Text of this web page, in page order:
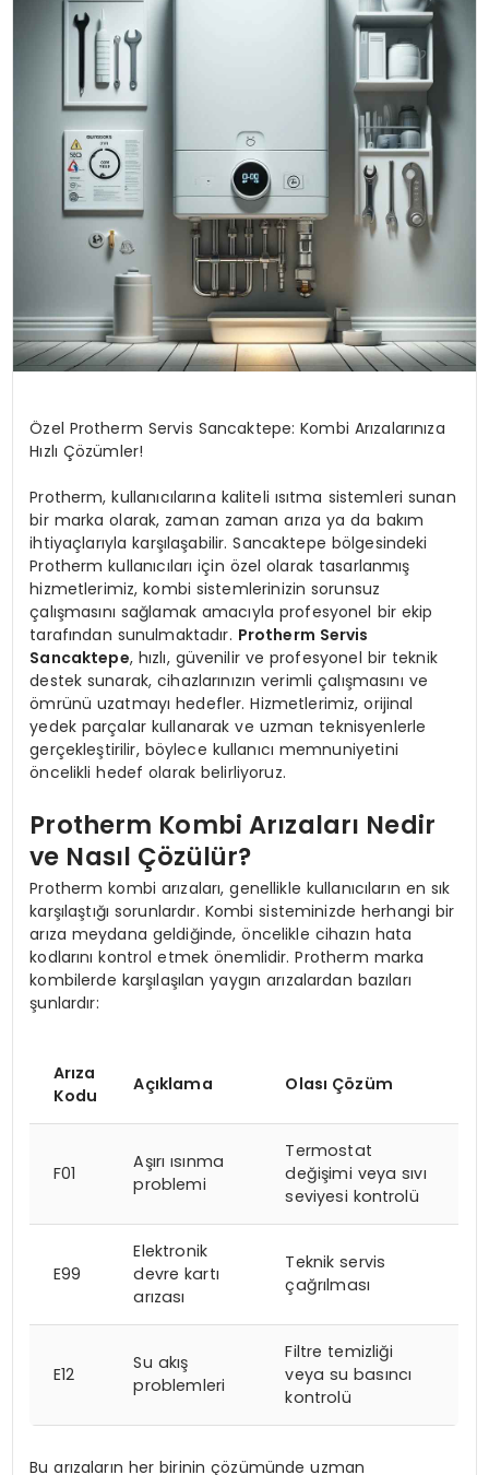
Özel Protherm Servis Sancaktepe: Kombi Arızalarınıza
Hızlı Çözümler!
Protherm, kullanıcılarına kaliteli ısıtma sistemleri sunan
bir marka olarak, zaman zaman arıza ya da bakım
ihtiyaçlarıyla karşılaşabilir. Sancaktepe bölgesindeki
Protherm kullanıcıları için özel olarak tasarlanmış
hizmetlerimiz, kombi sistemlerinizin sorunsuz
çalışmasını sağlamak amacıyla profesyonel bir ekip
tarafından sunulmaktadır. Protherm Servis
Sancaktepe, hızlı, güvenilir ve profesyonel bir teknik
destek sunarak, cihazlarınızın verimli çalışmasını ve
ömrünü uzatmayı hedefler. Hizmetlerimiz, orijinal
yedek parçalar kullanarak ve uzman teknisyenlerle
gerçekleştirilir, böylece kullanıcı memnuniyetini
öncelikli hedef olarak belirliyoruz.
Protherm Kombi Arızaları Nedir
ve Nasıl Çözülür?
Protherm kombi arızaları, genellikle kullanıcıların en sık
karşılaştığı sorunlardır. Kombi sisteminizde herhangi bir
arıza meydana geldiğinde, öncelikle cihazın hata
kodlarını kontrol etmek önemlidir. Protherm marka
kombilerde karşılaşılan yaygın arızalardan bazıları
şunlardır:
Arıza
Kodu
Açıklama Olası Çözüm
F01
Aşırı ısınma
problemi
Termostat
değişimi veya sıvı
seviyesi kontrolü
E99
Elektronik
devre kartı
arızası
Teknik servis
çağrılması
E12
Su akış
problemleri
Filtre temizliği
veya su basıncı
kontrolü
Bu arızaların her birinin çözümünde uzman